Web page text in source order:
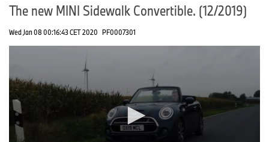
The new MINI Sidewalk Convertible. (12/2019)
Wed Jan 08 00:16:43 CET 2020 PF0007301